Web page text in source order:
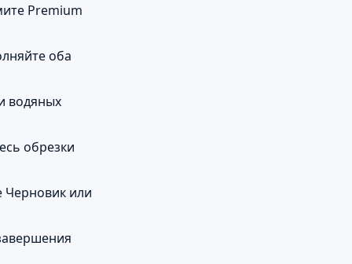
Premium
оба
водяных
обрезки
Черновик или